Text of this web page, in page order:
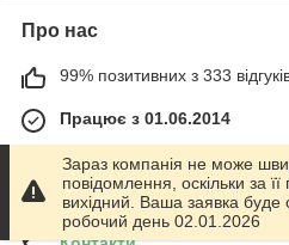
Про нас
99% позитивних з 333
Працює з 01.06.2014
м. Харків
График работы 10.00-17.00.
выходной!, Харків, Україна
Зараз компанія не може
повідомлення, оскільки за
вихідний. Ваша заявка
робочий день 02.01.2026